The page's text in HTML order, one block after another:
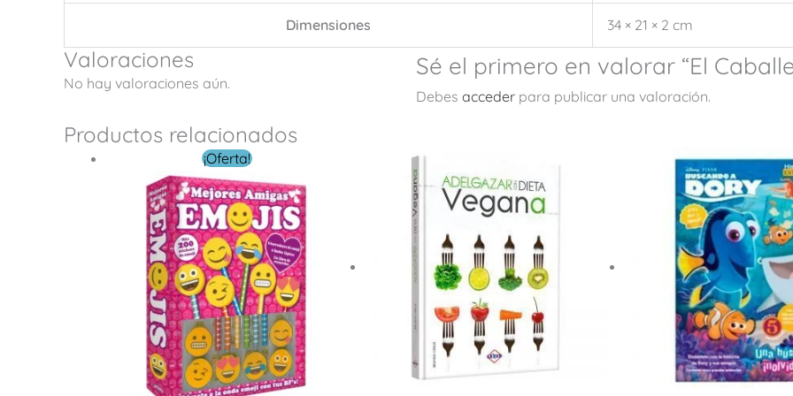
Dimensiones 34 × 21 × 2 cm
Valoraciones
No hay valoraciones aún.
Sé el primero en valorar “El
Debes acceder para publicar una valoración.
Productos relacionados
¡Oferta!
precio
original
era:
$ 219.00.
El
precio
actual
es:
$ 79.00.